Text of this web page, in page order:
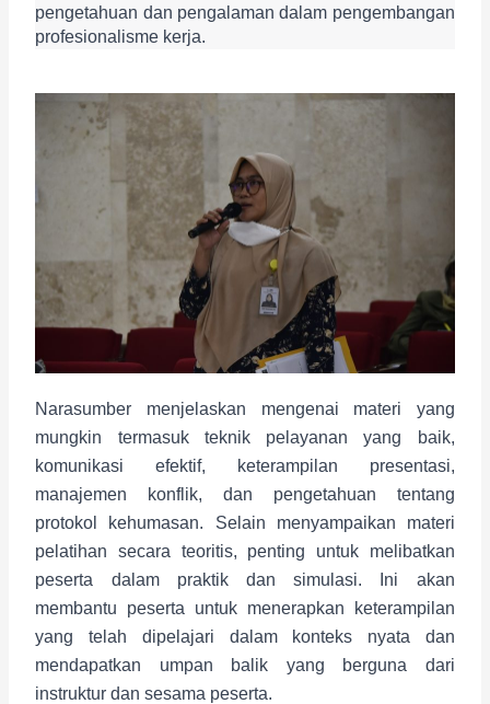
pengetahuan dan pengalaman dalam pengembangan
profesionalisme kerja.
Narasumber menjelaskan mengenai materi yang
mungkin termasuk teknik pelayanan yang baik,
komunikasi efektif, keterampilan presentasi,
manajemen konflik, dan pengetahuan tentang
protokol kehumasan. Selain menyampaikan materi
pelatihan secara teoritis, penting untuk melibatkan
peserta dalam praktik dan simulasi. Ini akan
membantu peserta untuk menerapkan keterampilan
yang telah dipelajari dalam konteks nyata dan
mendapatkan umpan balik yang berguna dari
instruktur dan sesama peserta.